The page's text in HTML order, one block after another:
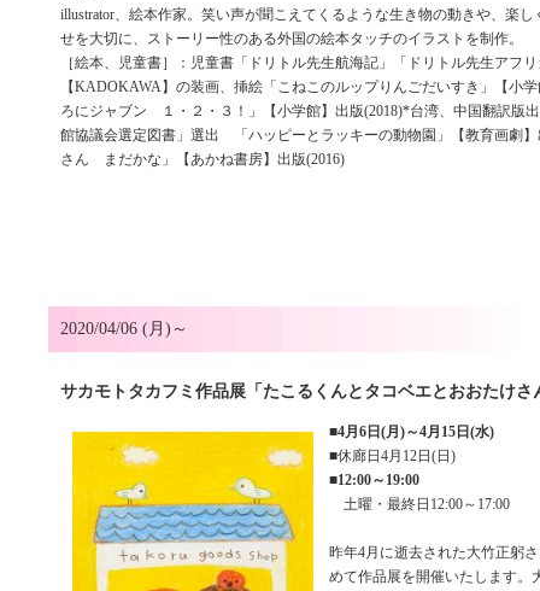
illustrator、絵本作家。笑い声が聞こえてくるような生き物の動きや、楽
せを大切に、ストーリー性のある外国の絵本タッチのイラストを制作。
［絵本、児童書］：児童書「ドリトル先生航海記」「ドリトル先生アフ
【KADOKAWA】の装画、挿絵「こねこのルップりんごだいすき」【小
ろにジャブン １・２・３！」【小学館】出版(2018)*台湾、中国翻訳版
館協議会選定図書」選出 「ハッピーとラッキーの動物園」【教育画劇】
さん まだかな」【あかね書房】出版(2016)
2020/04/06 (月)～
サカモトタカフミ作品展「たこるくんとタコベエとおおたけさ
■4月6日(月)～4月15日(水)
■休廊日4月12日(日)
■12:00～19:00
土曜・最終日12:00～17:00
昨年4月に逝去された大竹正躬
めて作品展を開催いたします。